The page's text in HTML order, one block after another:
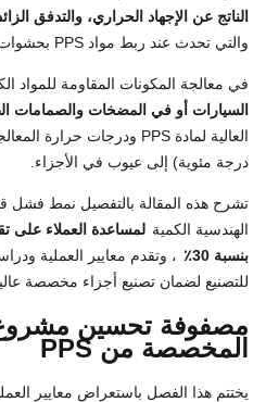
الناتج عن الإجهاد الحراري، والتدفق
والتي تحدث عند ربط مواد PPS بحشوات معدنية.
في معالجة المكونات المقاومة للمواد
السيارات أو في المضخات والصمامات
درجة مئوية) إلى عيوب في الأجزاء.
تشرح هذه المقالة بالتفصيل نمط فشل
الهندسية الكمية لمساعدة العملاء على
بنسبة 30٪
، وتقدم معايير العملية
للتصنيع لضمان تصنيع أجزاء مخصصة
مصفوفة تحسين مشروع
المخصصة من PPS
يختتم هذا الفصل باستعراض معايير